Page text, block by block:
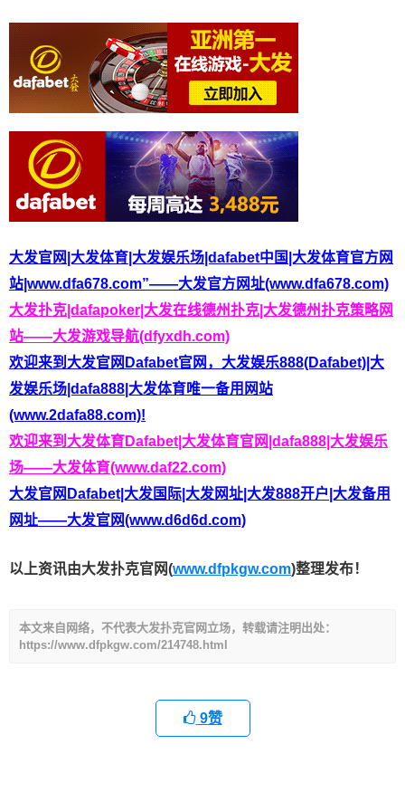
大发官网|大发体育|大发娱乐场|dafabet中国|大发体育官方网
站|www.dfa678.com”——大发官方网址(www.dfa678.com)
大发扑克|dafapoker|大发在线德州扑克|大发德州扑克策略网
站——大发游戏导航(dfyxdh.com)
欢迎来到大发官网Dafabet官网，大发娱乐888(Dafabet)|大
发娱乐场|dafa888|大发体育唯一备用网站
(www.2dafa88.com)!
欢迎来到大发体育Dafabet|大发体育官网|dafa888|大发娱乐
场——大发体育(www.daf22.com)
大发官网Dafabet|大发国际|大发网址|大发888开户|大发备用
网址——大发官网(www.d6d6d.com)
以上资讯由大发扑克官网(www.dfpkgw.com)整理发布！
本文来自网络，不代表大发扑克官网立场，转载请注明出处：
https://www.dfpkgw.com/214748.html
9赞